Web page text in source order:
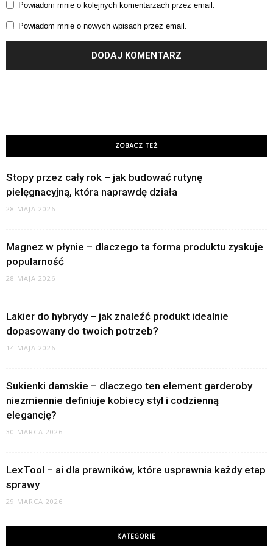
Powiadom mnie o kolejnych komentarzach przez email.
Powiadom mnie o nowych wpisach przez email.
ZOBACZ TEŻ
Stopy przez cały rok – jak budować rutynę
pielęgnacyjną, która naprawdę działa
28 MAJA 2026
Magnez w płynie – dlaczego ta forma produktu zyskuje
popularność
28 MAJA 2026
Lakier do hybrydy – jak znaleźć produkt idealnie
dopasowany do twoich potrzeb?
14 MAJA 2026
Sukienki damskie – dlaczego ten element garderoby
niezmiennie definiuje kobiecy styl i codzienną
elegancję?
30 MARCA 2026
LexTool – ai dla prawników, które usprawnia każdy etap
sprawy
29 MARCA 2026
KATEGORIE